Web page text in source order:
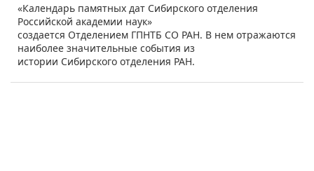
​​«Календарь памятных дат Сибирского отделения
Российской академии наук»
создается Отделением ГПНТБ СО РАН. В нем отражаются
наиболее значительные события из
истории Сибирского отделения РАН.